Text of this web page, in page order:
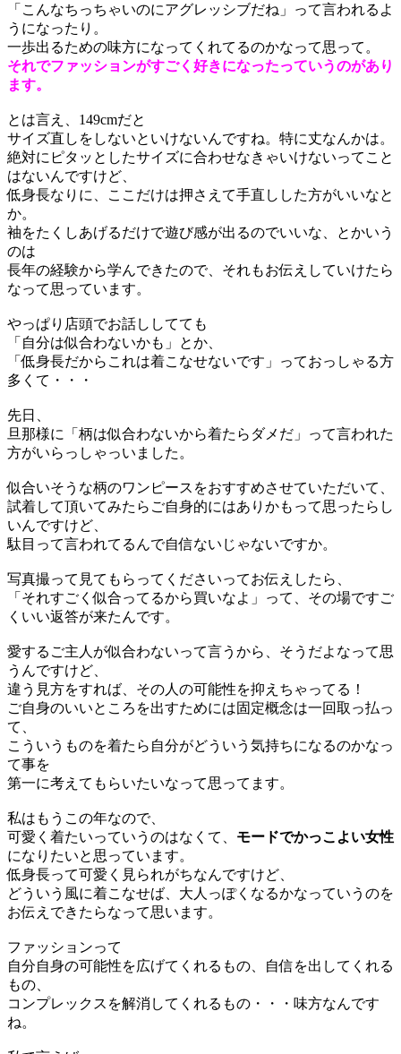
「 こんなちっちゃいのにアグレッシブだね 」
って言われるよ
うになったり 。
一歩出るための味方になって くれてるのかなって思って 。
それでファッションがすごく好きになったっていうのがあり
ます。
とは言え、 149cmだと
サイズ直し を しないといけないんですね。 特に丈なんかは。
絶対にピタッとしたサイズに合わせなきゃいけないってこと
はないんですけど、
低身長なりに
ここだけは押さえて手直しした方がいいなと
か。
袖をたくしあげるだけで遊び感が出るのでいいな、とかいう
のは
長年の経験から学んできたので、それもお伝えしていけたら
なって思っています。
やっぱり店頭でお話し してても
「 自分は似合わないかも 」
とか、
「低身長だからこれは着こなせないです 」
っておっしゃる方
多くて ・・・
先日
旦那様に 「 柄は似合わないから着たらダメだ 」
って言われた
方がいらっしゃっいました。
似合いそうな柄のワンピースをおすすめさせていただいて、
試着して頂いてみたらご自身的にはありかもって思ったらし
いんですけど、
駄目って言われてるんで自信ないじゃないですか。
写真撮って見てもらってくださいってお伝えしたら、
「 それすごく似合ってるから買いなよ 」 って
その場ですご
くいい返答が来た んです。
愛するご主人が似合わないって言うから
そうだよなって思
う んですけど、
違う見方をすれば
その人の可能性を抑えちゃってる ！
ご自身のいいところを出すためには固定概念は一回取っ払っ
て、
こういうものを着たら自分がどういう気持ちになるのかなっ
て事を
第一に考えてもらいたいなって思ってます。
私はもうこの年なので、
可愛く着たいっていうのはなくて
モードでかっこよい女性
になりたいと 思っています。
低身長って可愛く見られがちなんですけど
どういう風に着こなせば、 大人っぽく なるかなっていうのを
お伝えできたらなって思います。
ファッションって
自分自身の可能性を広げてくれるもの、自信を出してくれる
もの、
コンプレックスを解消してくれるもの ・・・ 味方なんです
ね。